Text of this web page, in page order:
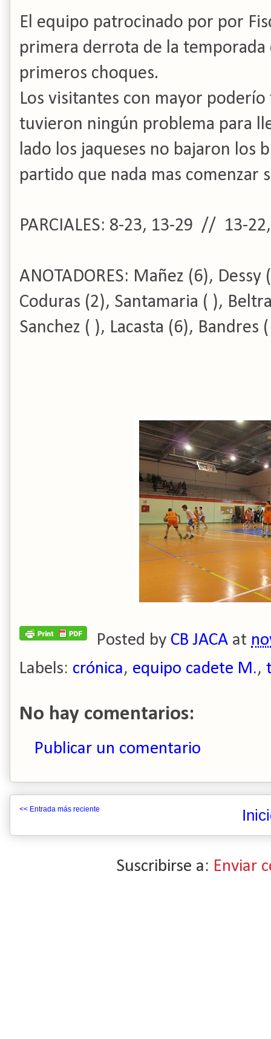
El equipo patrocinado por por
primera derrota de la temporada
primeros choques.
Los visitantes con mayor
tuvieron ningún problema para
lado los jaqueses no bajaron los
partido que nada mas comenzar
PARCIALES: 8-23, 13-29 // 13-22,
ANOTADORES: Mañez (6),
Coduras (2), Santamaria ( ),
Sanchez ( ), Lacasta (6), Bandres
Posted by CB JACA at
Labels: crónica, equipo cadete M.,
No hay comentarios:
Publicar un comentario
<< Entrada más reciente
Suscribirse a: Enviar